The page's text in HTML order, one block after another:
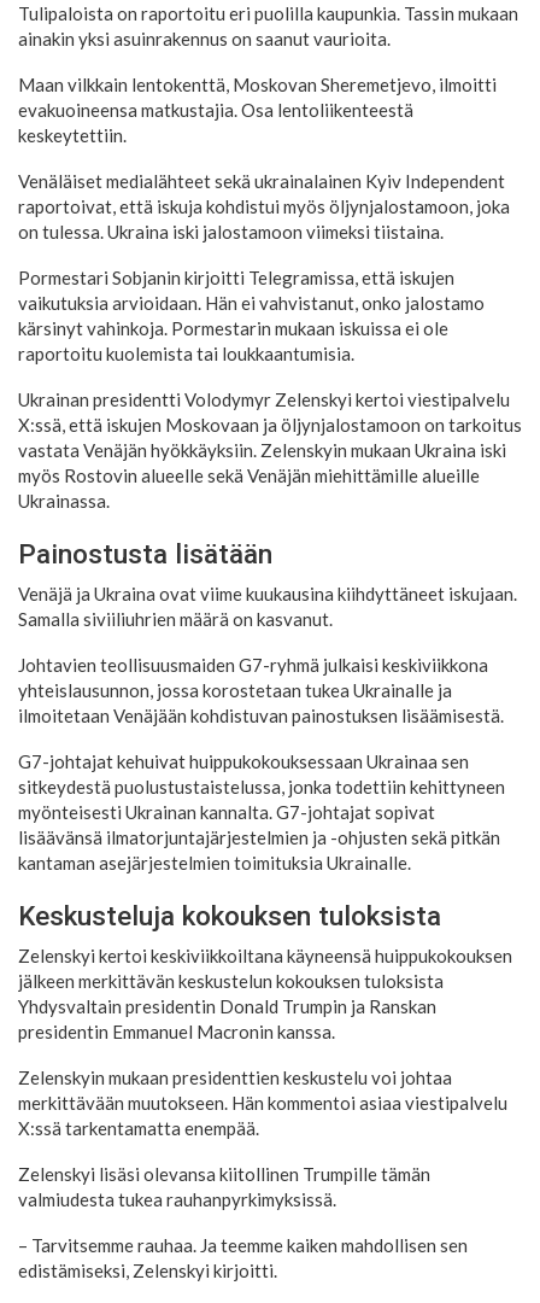
Tulipaloista on raportoitu eri puolilla kaupunkia. Tassin mukaan
ainakin yksi asuinrakennus on saanut vaurioita.
Maan vilkkain lentokenttä, Moskovan Sheremetjevo, ilmoitti
evakuoineensa matkustajia. Osa lentoliikenteestä
keskeytettiin.
Venäläiset medialähteet sekä ukrainalainen Kyiv Independent
raportoivat, että iskuja kohdistui myös öljynjalostamoon, joka
on tulessa. Ukraina iski jalostamoon viimeksi tiistaina.
Pormestari Sobjanin kirjoitti Telegramissa, että iskujen
vaikutuksia arvioidaan. Hän ei vahvistanut, onko jalostamo
kärsinyt vahinkoja. Pormestarin mukaan iskuissa ei ole
raportoitu kuolemista tai loukkaantumisia.
Ukrainan presidentti Volodymyr Zelenskyi kertoi viestipalvelu
X:ssä, että iskujen Moskovaan ja öljynjalostamoon on tarkoitus
vastata Venäjän hyökkäyksiin. Zelenskyin mukaan Ukraina iski
myös Rostovin alueelle sekä Venäjän miehittämille alueille
Ukrainassa.
Painostusta lisätään
Venäjä ja Ukraina ovat viime kuukausina kiihdyttäneet iskujaan.
Samalla siviiliuhrien määrä on kasvanut.
Johtavien teollisuusmaiden G7-ryhmä julkaisi keskiviikkona
yhteislausunnon, jossa korostetaan tukea Ukrainalle ja
ilmoitetaan Venäjään kohdistuvan painostuksen lisäämisestä.
G7-johtajat kehuivat huippukokouksessaan Ukrainaa sen
sitkeydestä puolustustaistelussa, jonka todettiin kehittyneen
myönteisesti Ukrainan kannalta. G7-johtajat sopivat
lisäävänsä ilmatorjuntajärjestelmien ja -ohjusten sekä pitkän
kantaman asejärjestelmien toimituksia Ukrainalle.
Keskusteluja kokouksen tuloksista
Zelenskyi kertoi keskiviikkoiltana käyneensä huippukokouksen
jälkeen merkittävän keskustelun kokouksen tuloksista
Yhdysvaltain presidentin Donald Trumpin ja Ranskan
presidentin Emmanuel Macronin kanssa.
Zelenskyin mukaan presidenttien keskustelu voi johtaa
merkittävään muutokseen. Hän kommentoi asiaa viestipalvelu
X:ssä tarkentamatta enempää.
Zelenskyi lisäsi olevansa kiitollinen Trumpille tämän
valmiudesta tukea rauhanpyrkimyksissä.
– Tarvitsemme rauhaa. Ja teemme kaiken mahdollisen sen
edistämiseksi, Zelenskyi kirjoitti.